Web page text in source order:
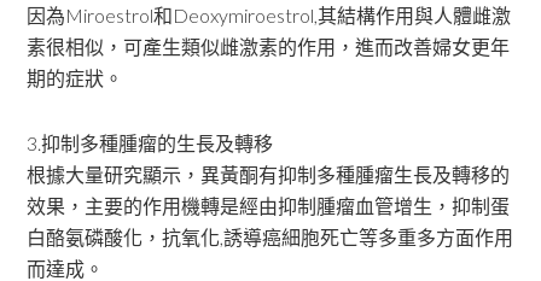
因為Miroestrol和Deoxymiroestrol,其結構作用與人體雌激
素很相似，可產生類似雌激素的作用，進而改善婦女更年
期的症狀。
3.抑制多種腫瘤的生長及轉移
根據大量研究顯示，異黃酮有抑制多種腫瘤生長及轉移的
效果，主要的作用機轉是經由抑制腫瘤血管增生，抑制蛋
白酪氨磷酸化，抗氧化,誘導癌細胞死亡等多重多方面作用
而達成。